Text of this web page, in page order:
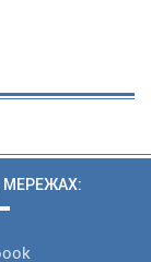
МЕРЕЖАХ: